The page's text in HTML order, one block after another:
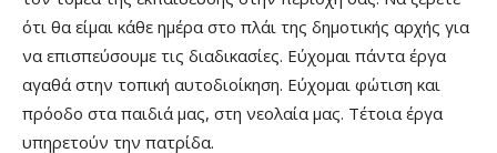
ότι θα είμαι κάθε ημέρα στο πλάι της δημοτικής αρχής για
να επισπεύσουμε τις διαδικασίες. Εύχομαι πάντα έργα
αγαθά στην τοπική αυτοδιοίκηση. Εύχομαι φώτιση και
πρόοδο στα παιδιά μας, στη νεολαία μας. Τέτοια έργα
υπηρετούν την πατρίδα.